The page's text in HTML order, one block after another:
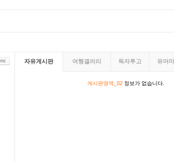
자유게시판 여행갤러리 독자투고 유머
게시판영역_02정보가 없습니다.